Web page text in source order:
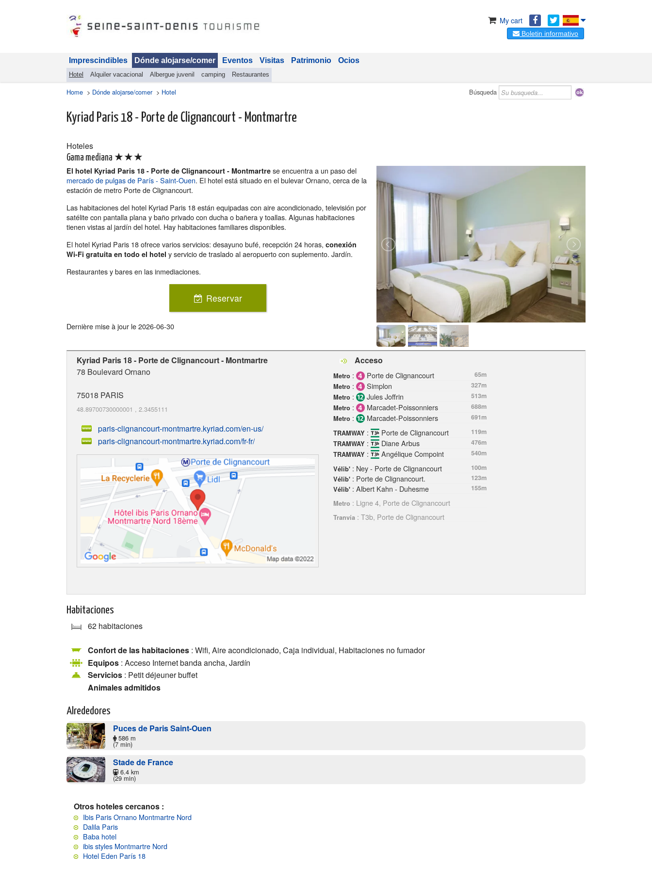
My cart
Boletin informativo
Imprescindibles Dónde alojarse/comer
Hotel Alquiler vacacional Albergue juvenil camping Restaurantes
Eventos Visitas Patrimonio Ocios
Home > Dónde alojarse/comer> Hotel Búsqueda
Kyriad Paris 18 - Porte de Clignancourt - Montmartre
Hoteles
Gama mediana ★★★
El hotel Kyriad Paris 18 - Porte de Clignancourt - Montmartre se encuentra a un paso del
mercado de pulgas de París - Saint-Ouen. El hotel está situado en el bulevar Ornano, cerca de la
estación de metro Porte de Clignancourt.
Las habitaciones del hotel Kyriad Paris 18 están equipadas con aire acondicionado, televisión por
satélite con pantalla plana y baño privado con ducha o bañera y toallas. Algunas habitaciones
tienen vistas al jardín del hotel. Hay habitaciones familiares disponibles.
El hotel Kyriad Paris 18 ofrece varios servicios: desayuno bufé, recepción 24 horas, conexión
Wi-Fi gratuita en todo el hotel y servicio de traslado al aeropuerto con suplemento. Jardín.
Restaurantes y bares en las inmediaciones.
Reservar
Dernière mise à jour le2026-06-30
Kyriad Paris 18 - Porte de Clignancourt - Montmartre
78 Boulevard Ornano
75018 PARIS
48.89700730000001 , 2.3455111
paris-clignancourt-montmartre.kyriad.com/en-us/
paris-clignancourt-montmartre.kyriad.com/fr-fr/
Acceso
Metro : Porte de Clignancourt
65m
Metro : Simplon
327m
Metro : Jules Joffrin
513m
Metro : Marcadet-Poissonniers
688m
Metro : Marcadet-Poissonniers
691m
TRAMWAY : Porte de Clignancourt
119m
TRAMWAY : Diane Arbus
476m
TRAMWAY : Angélique Compoint
540m
Vélib' : Ney - Porte de Clignancourt
100m
Vélib' : Porte de Clignancourt.
123m
Vélib' : Albert Kahn - Duhesme
155m
Metro : Ligne 4, Porte de Clignancourt
Tranvía : T3b, Porte de Clignancourt
Habitaciones
62 habitaciones
Confort de las habitaciones : Wifi, Aire acondicionado, Caja individual, Habitaciones no fumador
Equipos : Acceso Internet banda ancha, Jardín
Servicios : Petit déjeuner buffet
Animales admitidos
Alrededores
Puces de Paris Saint-Ouen
586 m
(7 min)
Stade de France
6.4 km
(29 min)
Otros hoteles cercanos :
Ibis Paris Ornano Montmartre Nord
Dalila Paris
Baba hotel
ibis styles Montmartre Nord
Hotel Eden París 18